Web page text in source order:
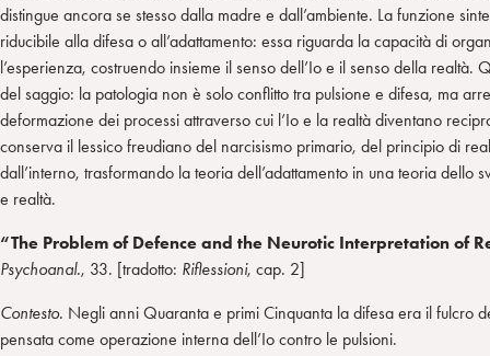
distingue ancora se stesso dalla madre e dall’ambiente. La funzione
riducibile alla difesa o all’adattamento: essa riguarda la capacità di
l’esperienza, costruendo insieme il senso dell’Io e il senso della realtà.
del saggio: la patologia non è solo conflitto tra pulsione e difesa, ma
deformazione dei processi attraverso cui l’Io e la realtà diventano
conserva il lessico freudiano del narcisismo primario, del principio di
dall’interno, trasformando la teoria dell’adattamento in una teoria dello
e realtà.
“The Problem of Defence and the Neurotic Interpretation of
Psychoanal., 33. [tradotto: Riflessioni, cap. 2]
Contesto. Negli anni Quaranta e primi Cinquanta la difesa era il fulcro
pensata come operazione interna dell’Io contro le pulsioni.